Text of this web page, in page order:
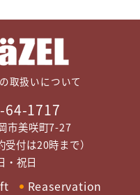
取扱いについて
64-1717
市美咲町7-27
付は20時まで）
・祝日
Reaservation